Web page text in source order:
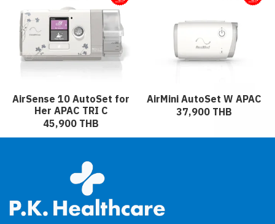
ผ่อนชำระ
AirSense 10 AutoSet for
Her APAC TRI C
45,900 THB
ผ่อนชำระ
AirMini AutoSet W APAC
37,900 THB